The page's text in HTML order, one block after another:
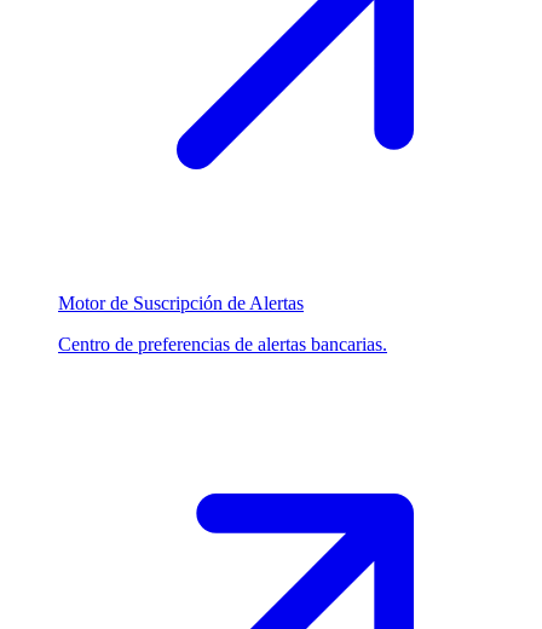
Motor de Suscripción de Alertas
Centro de preferencias de alertas bancarias.